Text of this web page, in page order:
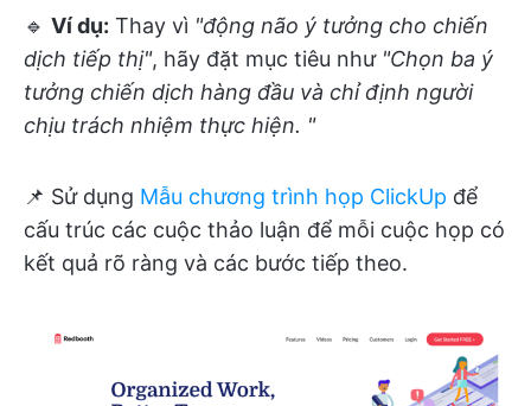
🔹 Ví dụ: Thay vì "động não ý tưởng cho chiến
dịch tiếp thị", hãy đặt mục tiêu như "Chọn ba ý
tưởng chiến dịch hàng đầu và chỉ định người
chịu trách nhiệm thực hiện. "
📌 Sử dụng Mẫu chương trình họp ClickUp để
cấu trúc các cuộc thảo luận để mỗi cuộc họp có
kết quả rõ ràng và các bước tiếp theo.